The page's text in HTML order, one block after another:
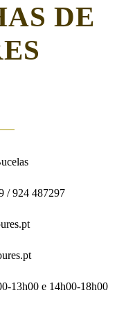
DE
/ 924 487297
13h00 e 14h00-18h00